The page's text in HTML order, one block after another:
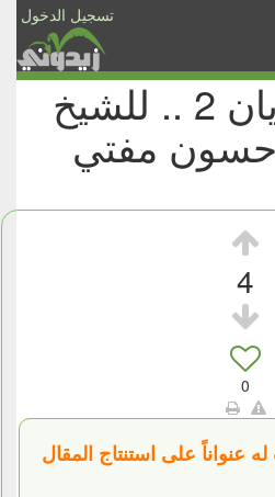
تسجيل الدخول
الأخبار
الأسئلة
والمشاركات
الأبجدي
الإسلام والأديان 2 .. للشيخ
حسون مفتي
4
0
عنواناً على استنتاج المقال